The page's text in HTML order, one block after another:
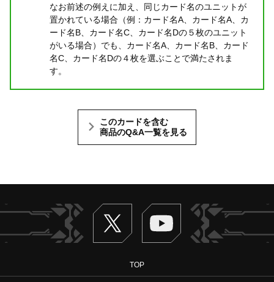
なお前述の例えに加え、同じカード名のユニットが
置かれている場合（例：カード名A、カード名A、カ
ード名B、カード名C、カード名Dの５枚のユニット
がいる場合）でも、カード名A、カード名B、カード
名C、カード名Dの４枚を選ぶことで満たされま
す。
このカードを含む
商品のQ&A一覧を見る
Twitter ヴァンガードch
TOP